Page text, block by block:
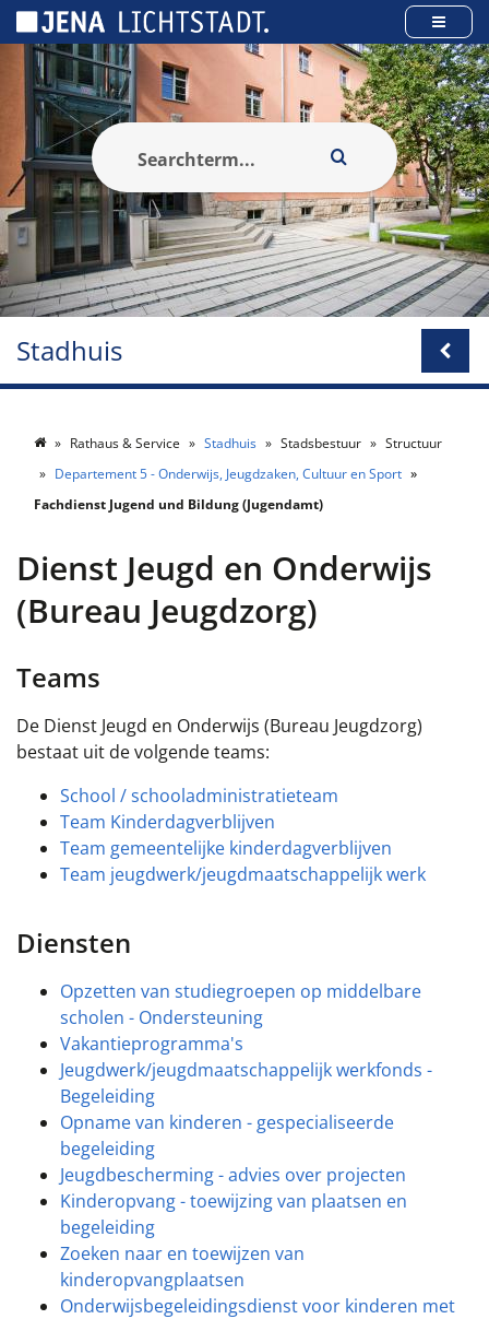
Stadhuis
Rathaus & Service Stadhuis Stadsbestuur
Structuur
Departement 5 - Onderwijs, Jeugdzaken, Cultuur en Sport
Fachdienst Jugend und Bildung (Jugendamt)
Dienst Jeugd en Onderwijs
(Bureau Jeugdzorg)
Teams
De Dienst Jeugd en Onderwijs (Bureau Jeugdzorg)
bestaat uit de volgende teams:
School / schooladministratieteam
Team Kinderdagverblijven
Team gemeentelijke kinderdagverblijven
Team jeugdwerk/jeugdmaatschappelijk werk
Diensten
Opzetten van studiegroepen op middelbare
scholen - Ondersteuning
Vakantieprogramma's
Jeugdwerk/jeugdmaatschappelijk werkfonds -
Begeleiding
Opname van kinderen - gespecialiseerde
begeleiding
Jeugdbescherming - advies over projecten
Kinderopvang - toewijzing van plaatsen en
begeleiding
Zoeken naar en toewijzen van
kinderopvangplaatsen
Onderwijsbegeleidingsdienst voor kinderen met
Cookies beheer paneel